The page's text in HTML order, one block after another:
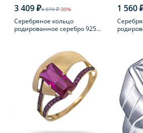
3 409 ₽4 870 ₽-30%
Серебряное кольцо
родированное серебро 925
1 560